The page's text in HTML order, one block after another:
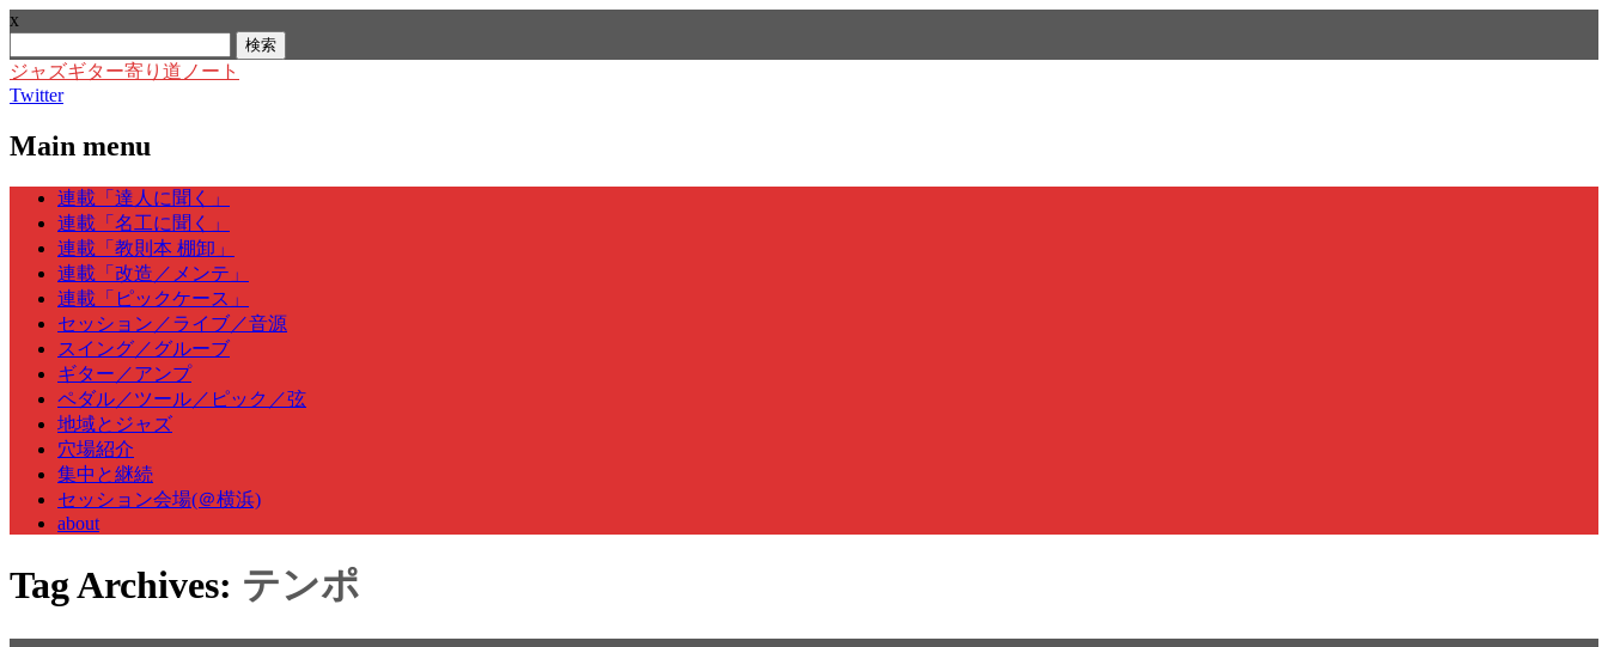
x
索:
ジャズギター寄り道ノート
Twitter
Main menu
Skip
content
連載「達人に聞く」
連載「名工に聞く」
連載「教則本 棚卸」
連載「改造／メンテ」
連載「ピックケース」
セッション／ライブ／音源
スイング／グルーブ
ギター／アンプ
ペダル／ツール／ピック／弦
地域とジャズ
穴場紹介
集中と継続
セッション会場(＠横浜)
about
Tag Archives: テンポ